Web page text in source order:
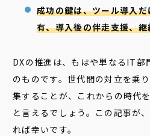
成功の鍵は、ツール導入
有、導入後の伴走支援、
DXの推進は、もはや単なるIT部
のものです。世代間の対立を乗
集することが、これからの時代
と言えるでしょう。この記事が
れば幸いです。